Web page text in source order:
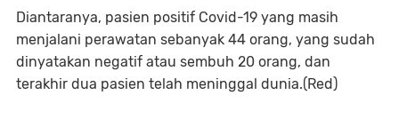
Diantaranya, pasien positif Covid-19 yang masih
menjalani perawatan sebanyak 44 orang, yang sudah
dinyatakan negatif atau sembuh 20 orang, dan
terakhir dua pasien telah meninggal dunia.(Red)